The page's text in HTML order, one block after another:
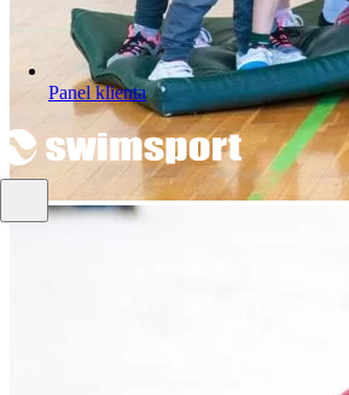
Panel klienta